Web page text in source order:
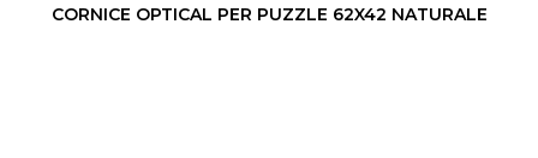
CORNICE OPTICAL PER PUZZLE 62X42 NATURALE